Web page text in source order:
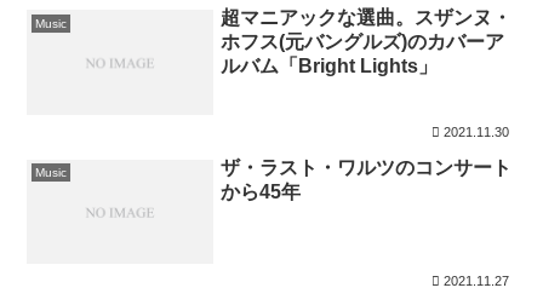
Music
超マニアックな選曲。スザンヌ・
ホフス(元バングルズ)のカバーア
ルバム「Bright Lights」
2021.11.30
Music
ザ・ラスト・ワルツのコンサート
から45年
2021.11.27